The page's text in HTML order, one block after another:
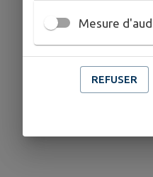
Mesure
REFUSER